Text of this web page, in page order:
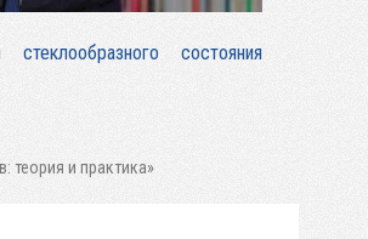
стеклообразного состояния
теория и практика»